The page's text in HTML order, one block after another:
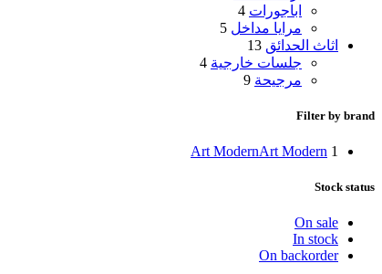
اباجورات 4
مرايا مداخل 5
اثاث الحدائق 13
جلسات خارجية 4
مرجيحة 9
Filter by brand
Art ModernArt Modern 1
Stock status
On sale
In stock
On backorder